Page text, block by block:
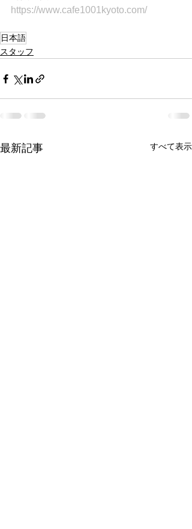
https://www.cafe1001kyoto.com/
日本語
スタッフ
最新記事 すべて表示